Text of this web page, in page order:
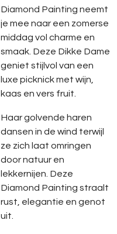
Diamond Painting neemt
je mee naareen zomerse
middag vol charme en
smaak. Deze Dikke Dame
geniet stijlvol van een
luxe picknickmet wijn,
kaas en vers fruit.
Haargolvende haren
dansen in de wind terwijl
ze zich laat omringen
doornatuuren
lekkernijen. Deze
Diamond Painting straalt
rust, elegantie en genot
uit.